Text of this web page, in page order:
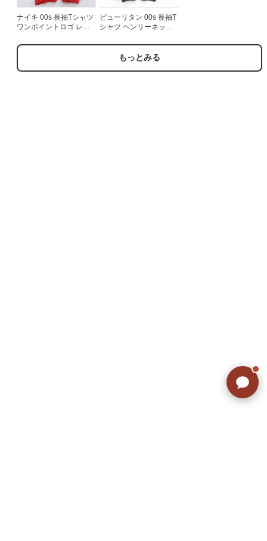
ナイキ 00s 長袖Tシャツ
ワンポイントロゴ レッ
ピューリタン 00s 長袖T
シャツ ヘンリーネック
古着
もっとみる